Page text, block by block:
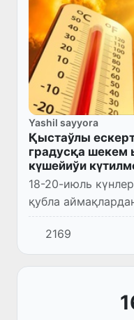
Yashil sayyora
Қыстаўлы
градусқа
күшейиўи
18-20-июль
қубла
келиўи даўам
республика
сезилерли
2169